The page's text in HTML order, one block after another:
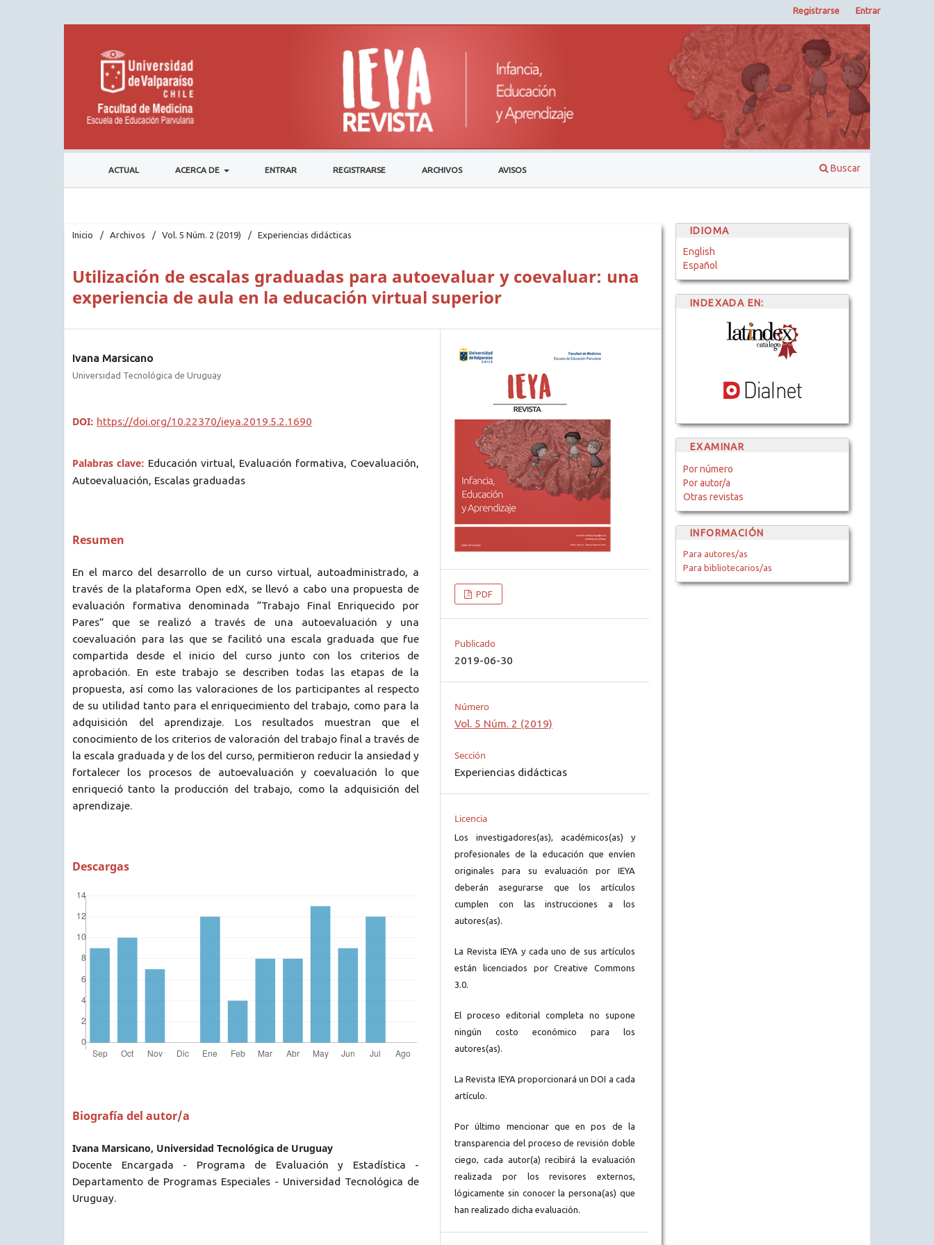
ACTUAL ACERCA DE ENTRAR REGISTRARSE ARCHIVOS AVISOS Buscar
Registrarse Entrar
Inicio / Archivos / Vol. 5 Núm. 2 (2019) / Experiencias didácticas
Utilización de escalas graduadas para autoevaluar y coevaluar: una
experiencia de aula en la educación virtual superior
Ivana Marsicano
Universidad Tecnológica de Uruguay
DOI: https://doi.org/10.22370/ieya.2019.5.2.1690
Palabras clave: Educación virtual, Evaluación formativa, Coevaluación,
Autoevaluación, Escalas graduadas
Resumen
En el marco del desarrollo de un curso virtual, autoadministrado, a
través de la plataforma Open edX, se llevó a cabo una propuesta de
evaluación formativa denominada “Trabajo Final Enriquecido por
Pares” que se realizó a través de una autoevaluación y una
coevaluación para las que se facilitó una escala graduada que fue
compartida desde el inicio del curso junto con los criterios de
aprobación. En este trabajo se describen todas las etapas de la
propuesta, así como las valoraciones de los participantes al respecto
de su utilidad tanto para el enriquecimiento del trabajo, como para la
adquisición del aprendizaje. Los resultados muestran que el
conocimiento de los criterios de valoración del trabajo final a través de
la escala graduada y de los del curso, permitieron reducir la ansiedad y
fortalecer los procesos de autoevaluación y coevaluación lo que
enriqueció tanto la producción del trabajo, como la adquisición del
aprendizaje.
Descargas
Biografía del autor/a
Ivana Marsicano, Universidad Tecnológica de Uruguay
Docente Encargada - Programa de Evaluación y Estadística -
Departamento de Programas Especiales - Universidad Tecnológica de
Uruguay.
PDF
Publicado
2019-06-30
Número
Vol. 5 Núm. 2 (2019)
Sección
Experiencias didácticas
Licencia
Los investigadores(as), académicos(as) y
profesionales de la educación que envíen
originales para su evaluación por IEYA
deberán asegurarse que los artículos
cumplen con las instrucciones a los
autores(as).
La Revista IEYA y cada uno de sus artículos
están licenciados por Creative Commons
3.0.
El proceso editorial completa no supone
ningún costo económico para los
autores(as).
La Revista IEYA proporcionará un DOI a cada
artículo.
Por último mencionar que en pos de la
transparencia del proceso de revisión doble
ciego, cada autor(a) recibirá la evaluación
realizada por los revisores externos,
lógicamente sin conocer la persona(as) que
han realizado dicha evaluación.
IDIOMA
English
Español
INDEXADA EN:
EXAMINAR
Por número
Por autor/a
Otras revistas
INFORMACIÓN
Para autores/as
Para bibliotecarios/as